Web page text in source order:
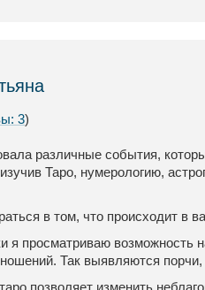
3)
различные события,
Таро, нумерологию,
в том, что происходит в
я просматриваю возможность
Так выявляются
позволяет изменить